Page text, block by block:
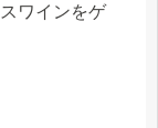
ワインをゲ